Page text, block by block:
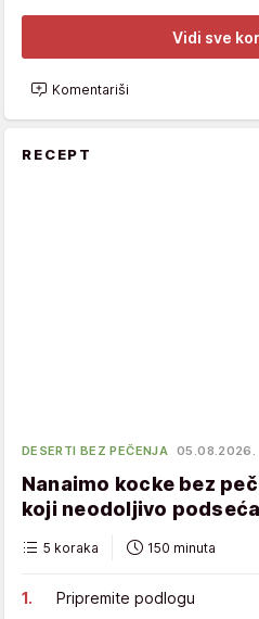
Vidi sve
Komentariši
RECEPT
DESERTI BEZ PEČENJA 05.08.2026.
Nanaimo kocke bez
koji neodoljivo
5 koraka 150 minuta
Pripremite podlogu